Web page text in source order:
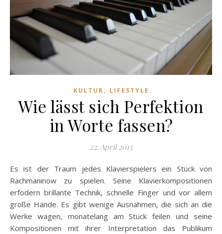
KULTUR, LIFESTYLE
Wie lässt sich Perfektion
in Worte fassen?
22. April 2015
Es ist der Traum jedes Klavierspielers ein Stück von
Rachmaninow zu spielen. Seine Klavierkompositionen
erfodern brillante Technik, schnelle Finger und vor allem
große Hände. Es gibt wenige Ausnahmen, die sich an die
Werke wagen, monatelang am Stück feilen und seine
Kompositionen mit ihrer Interpretation das Publikum